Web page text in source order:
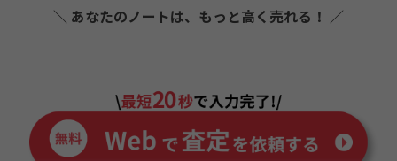
＼ あなたのノートは、もっと高く売れる！ ／